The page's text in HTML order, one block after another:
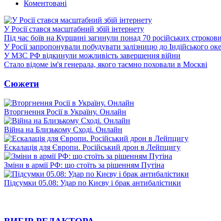
Коментовані
У Росії стався масштабний збій інтернету
Під час боїв на Курщині загинули понад 70 російських
У Росії запропонували побудувати залізницю до Індійського
У МЗС РФ відкинули можливість завершення війни
Стало відоме ім'я генерала, якого таємно поховали в Москві
Сюжети
Вторгнення Росії в Україну. Онлайн
Війна на Близькому Сході. Онлайн
Ескалація для Європи. Російський дрон в Лейпцигу
Зміни в армії РФ: що стоїть за рішенням Путіна
Підсумки 05.08: Удар по Києву і брак антибалістики